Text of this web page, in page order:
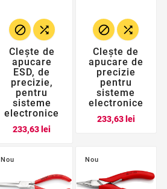
 
Clește de
apucare
ESD, de
precizie,
pentru
sisteme
electronice
233,63 lei
 
Clește de
apucare de
precizie
pentru
sisteme
electronice
233,63 leiPret
Nou Nou